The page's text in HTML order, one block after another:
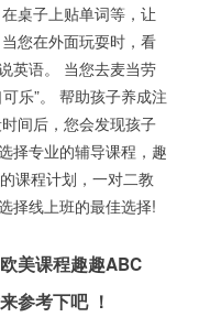
桌子上贴单词等，让
您在外面玩耍时，看
英语。 当您去麦当劳
乐”。 帮助孩子养成注
间后，您会发现孩子
择专业的辅导课程，趣
课程计划，一对二教
择线上班的最佳选择!
美课程趣趣ABC
参考下吧 ！